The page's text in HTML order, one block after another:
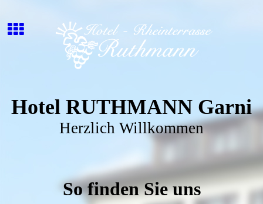
Hotel RUTHMANN Garni
Herzlich Willkommen
So finden Sie uns